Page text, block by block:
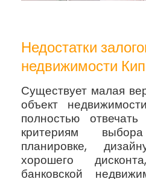
Недостатки
недвижимости
Существует малая
объект
полностью
критериям
планировке,
хорошего
банковской